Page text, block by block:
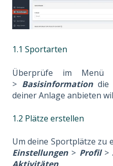
1.1 Sportarten
Überprüfe im Menü
> Basisinformationdie
deiner Anlage anbieten
1.2 Plätze erstellen
Um deine Sportplätze zu
Einstellungen > Profil>